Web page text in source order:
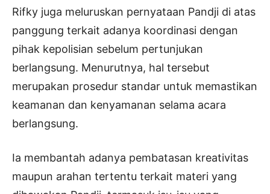
Rifky juga meluruskan pernyataan Pandji di atas
panggung terkait adanya koordinasi dengan
pihak kepolisian sebelum pertunjukan
berlangsung. Menurutnya, hal tersebut
merupakan prosedur standar untuk memastikan
keamanan dan kenyamanan selama acara
berlangsung.
Ia membantah adanya pembatasan kreativitas
maupun arahan tertentu terkait materi yang